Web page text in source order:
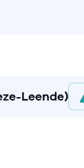
Leende)